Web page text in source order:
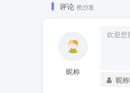
评论 抢沙发
昵称
昵称